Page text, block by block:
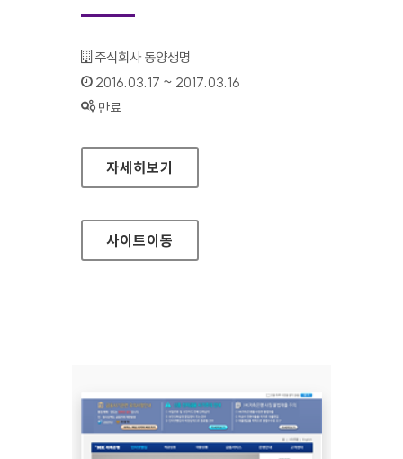
기관명 :
주식회사 동양생명
인증기간 :
2016.03.17 ~ 2017.03.16
상태 :
만료
동양생명 대표 홈페이지
자세히보기
사이트이동